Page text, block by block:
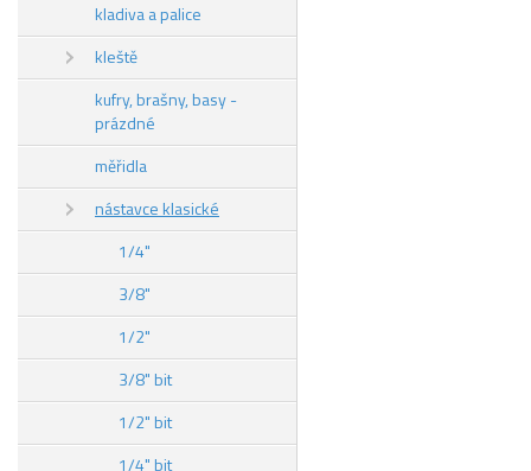
kladiva a palice
kleště
kufry, brašny, basy -
prázdné
měřidla
nástavce klasické
1/4"
3/8"
1/2"
3/8" bit
1/2" bit
1/4" bit